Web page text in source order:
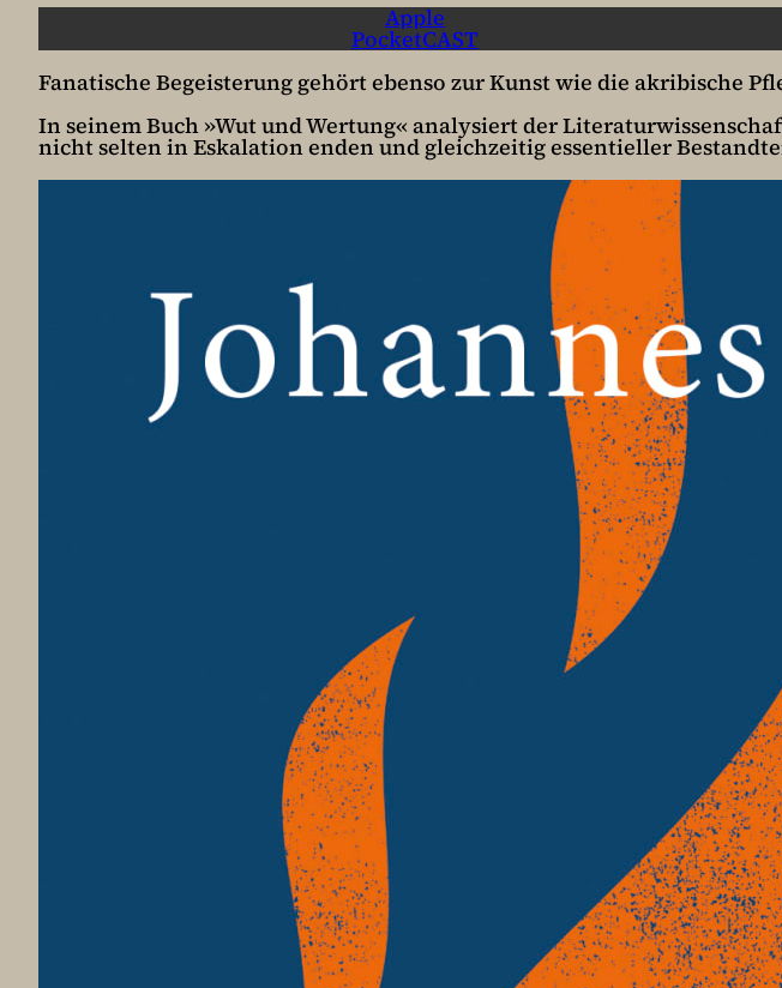
Apple
PocketCAST
Fanatische Begeisterung gehört ebenso zur Kunst wie die akribische
In seinem Buch »Wut und Wertung« analysiert der
nicht selten in Eskalation enden und gleichzeitig essentieller